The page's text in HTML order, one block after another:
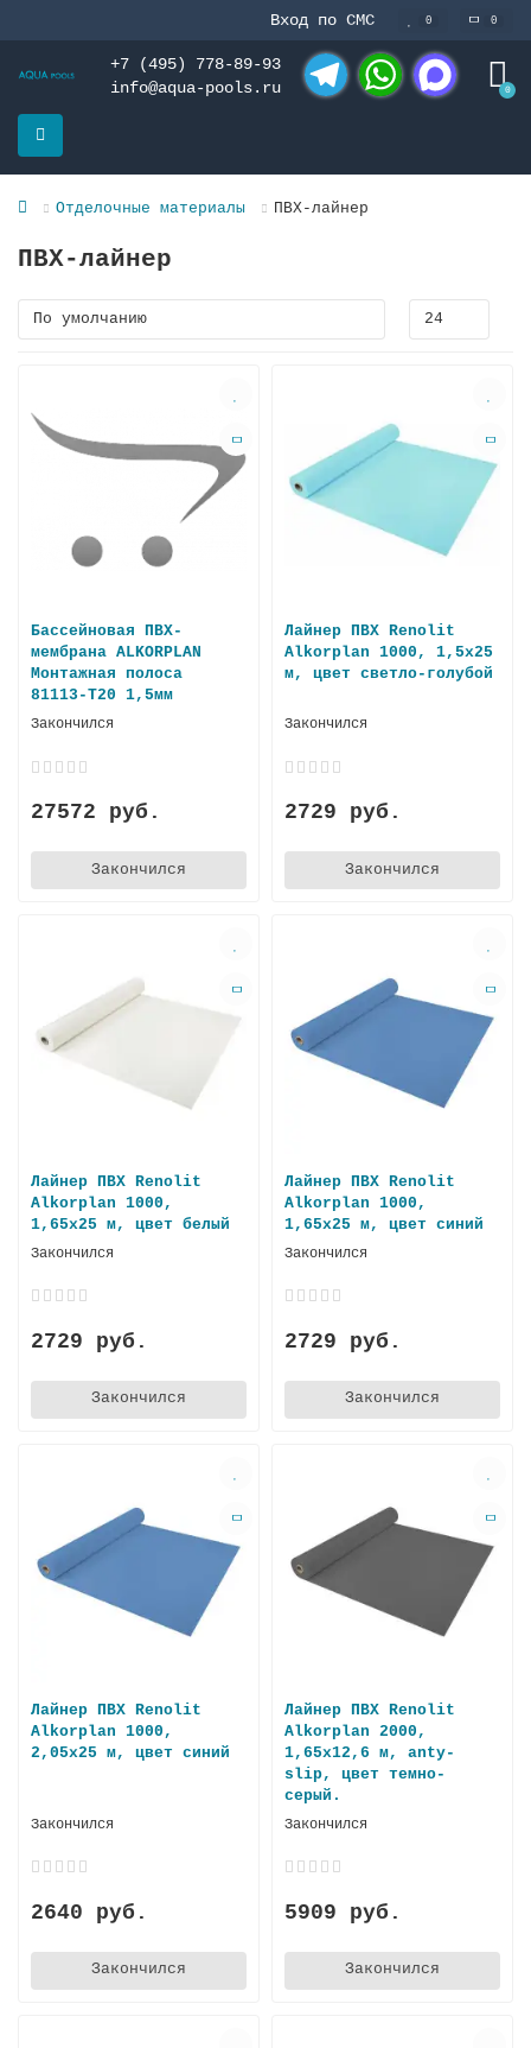
Вход по СМС 0 0
+7 (495) 778-89-93
info@aqua-pools.ru
0
Отделочные материалы ПВХ-лайнер
ПВХ-лайнер
Бассейновая ПВХ-
мембрана ALKORPLAN
Монтажная полоса
81113-T20 1,5мм
Закончился
27572 руб.
Закончился
Лайнер ПВХ Renolit
Alkorplan 1000, 1,5х25
м, цвет светло-голубой
Закончился
2729 руб.
Закончился
Лайнер ПВХ Renolit
Alkorplan 1000,
1,65х25 м, цвет белый
Закончился
2729 руб.
Закончился
Лайнер ПВХ Renolit
Alkorplan 1000,
1,65х25 м, цвет синий
Закончился
2729 руб.
Закончился
Лайнер ПВХ Renolit
Alkorplan 1000,
2,05х25 м, цвет синий
Закончился
2640 руб.
Закончился
Лайнер ПВХ Renolit
Alkorplan 2000,
1,65х12,6 м, anty-
slip, цвет темно-
серый.
Закончился
5909 руб.
Закончился